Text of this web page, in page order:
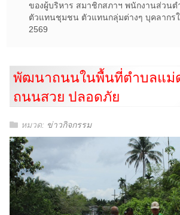
ของผู้บริหาร สมาชิกสภาฯ พนักงานส่วนต
ตัวแทนชุมชน ตัวแทนกลุ่มต่างๆ บุคลากร
2569
พัฒนาถนนในพื้นที่ตำบลแม่
ถนนสวย ปลอดภัย
หมวด: ข่าวกิจกรรม